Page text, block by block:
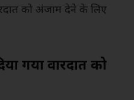
को अंजाम देने के लिए
गया वारदात को